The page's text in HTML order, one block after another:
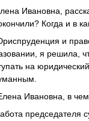
Ивановна,
Когда и в
и
я решила,
на
Ивановна, в
председателя